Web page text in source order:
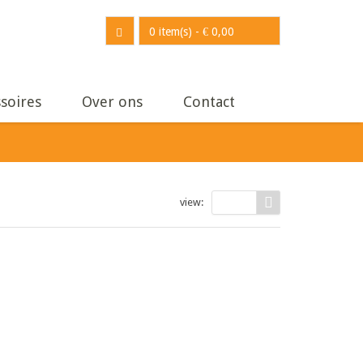
0 item(s) - € 0,00
Over ons Contact
view: